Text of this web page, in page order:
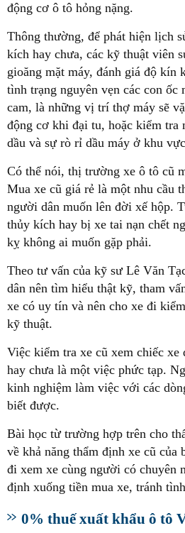
động cơ ô tô hỏng nặng.
Thông thường, để phát hiện lịch
kích hay chưa, các kỹ thuật viên
gioăng mặt máy, đánh giá độ kín
tình trạng nguyên vẹn các con ốc
cam, là những vị trí thợ máy sẽ
động cơ khi đại tu, hoặc kiểm tra
dầu và sự rò rỉ dầu máy ở khu
Có thể nói, thị trường xe ô tô cũ
Mua xe cũ giá rẻ là một nhu cầu
người dân muốn lên đời xế hộp.
thủy kích hay bị xe tai nạn chết
kỵ không ai muốn gặp phải.
Theo tư vấn của kỹ sư Lê Văn
dân nên tìm hiểu thật kỹ, tham
xe có uy tín và nên cho xe đi
kỹ thuật.
Việc kiểm tra xe cũ xem chiếc
hay chưa là một việc phức tạp.
kinh nghiệm làm việc với các
biết được.
Bài học từ trường hợp trên cho
về khả năng thẩm định xe cũ của
đi xem xe cùng người có chuyên
định xuống tiền mua xe, tránh
0% thuế xuất khẩu ô tô